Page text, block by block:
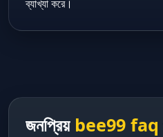
ব্যাখ্যা করে।
জনপ্রিয় bee99 faq